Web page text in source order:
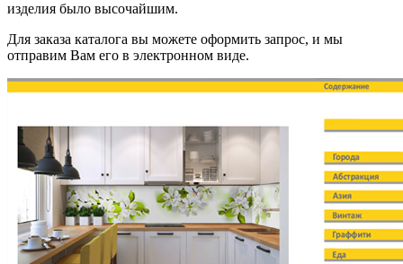
изделия было высочайшим.
Для заказа каталога вы можете оформить запрос, и мы
отправим Вам его в электронном виде.